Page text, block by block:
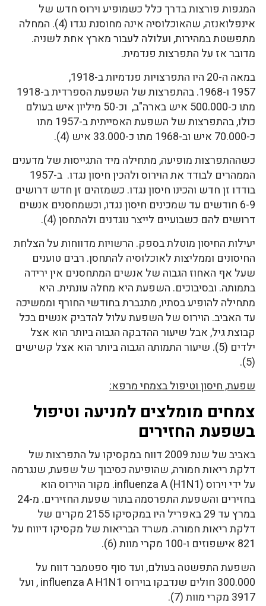
המגפות פורצות בדרך כלל כשמופיע וירוס חדש של
אינפלואנזה, שהאוכלוסיה אינה מחוסנת נגדו (4). המחלה
מתפשטת במהירות, ועלולה לעבור מארץ אחת לשניה.
מדובר אז על התפרצות פנדמית.
במאה ה-20 היו התפרצויות פנדמיות ב-1918,
1957 ו-1968. בהתפרצות של השפעת הספרדית ב-1918
מתו כ-500.000 איש בארה"ב, וכ-50 מיליון איש בעולם
כולו, בהתפרצות של השפעת האסייתית ב-1957 מתו
כ-70.000 איש וב-1968 מתו כ-33.000 איש (4).
כשההתפרצות מופיעה, מתחילה מיד התגייסות של מדענים
הממהרים לבודד את הוירוס ולהכין חיסון נגדו. ב-1957
בודדו זן חדש והכינו חיסון נגדו. כשמזהים זן חדש דרושים
6-9 חודשים עד שמכינים חיסון נגדו, וכשמחסנים אנשים
דרושים להם כשבועיים לייצר נוגדנים ולהתחסן (4).
יעילות החיסון מוטלת בספק. הרשויות מדווחות על הצלחת
החיסונים וממליצות לאוכלוסיה להתחסן. רבים טוענים
שעל אף האחוז הגבוה של אנשים המתחסנים אין ירידה
בתמותה. ובסיבוכים. השפעת היא מחלה עונתית. היא
מתחילה להופיע בסתיו, מתגברת בחודשי החורף וממשיכה
עד האביב. הוירוס של השפעת עלול להדביק אנשים בכל
קבוצת גיל, אבל שיעור ההדבקה הגבוה ביותר הוא אצל
ילדים (5). שיעור התמותה הגבוה ביותר הוא אצל קשישים
(5).
שפעת, חיסון וטיפול בצמחי מרפא:
צמחים מומלצים למניעה וטיפול
בשפעת החזירים
באביב של שנת 2009 דווח במקסיקו על התפרצות של
דלקת ריאות חמורה, שהופיעה כסיבוך של שפעת, שנגרמה
על ידי וירוס influenza A (H1N1). מקור הוירוס הוא
בחזירים והשפעת התפרסמה בתור שפעת החזירים. מ-24
במרץ עד 29 באפריל היו במקסיקו 2155 מקרים של
דלקת ריאות חמורה. משרד הבריאות של מקסיקו דיווח על
821 אישפוזים ו-100 מקרי מוות (6).
השפעת התפשטה בעולם, ועד סוף ספטמבר דווח על
300.000 חולים שנדבקו בוירוס influenza A H1N1 , ועל
3917 מקרי מוות (7).